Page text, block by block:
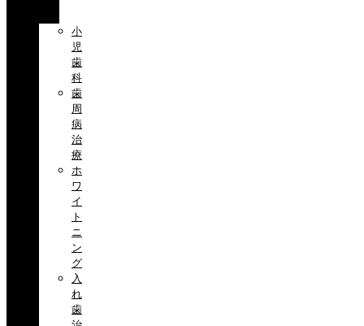
小
児
歯
科
歯
周
病
治
療
ホ
ワ
イ
ト
ニ
ン
グ
入
れ
歯